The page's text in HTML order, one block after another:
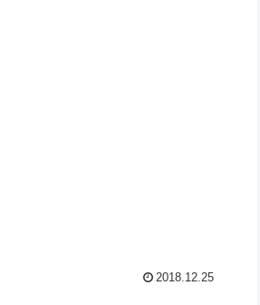
2018.12.25